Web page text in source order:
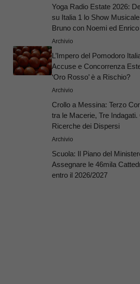
Yoga Radio Estate 2026:
su Italia 1 lo Show
Bruno con Noemi ed
Archivio
L’Impero del Pomodoro
Accuse e Concorrenza
‘Oro Rosso’ è a Rischio?
Archivio
Crollo a Messina: Terzo
tra le Macerie, Tre Indagati.
Ricerche dei Dispersi
Archivio
Scuola: Il Piano del
Assegnare le 46mila
entro il 2026/2027